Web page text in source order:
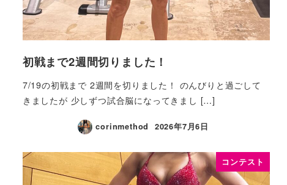
初戦まで2週間切りました！
7/19の初戦まで 2週間を切りました！ のんびりと過ごして
きましたが 少しずつ試合脳になってきまし […]
corinmethod 2026年7月6日
コンテスト